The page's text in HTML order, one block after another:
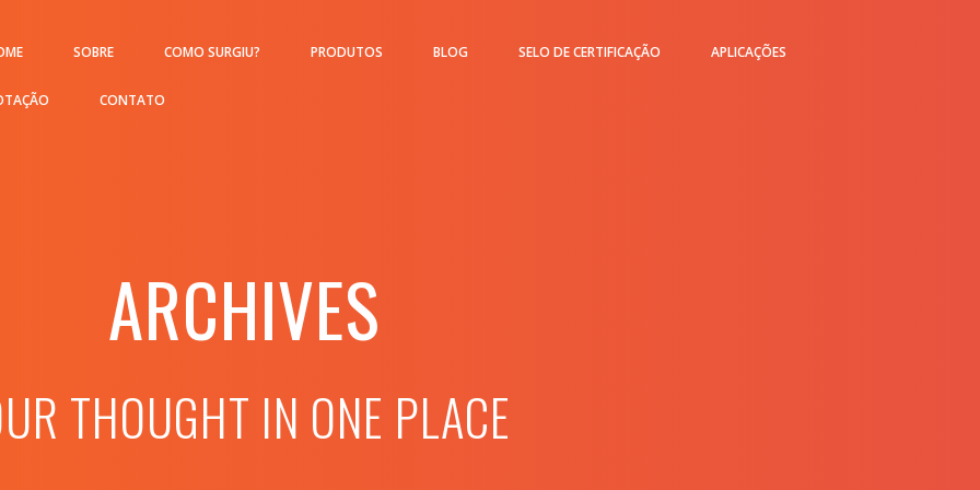
SOBRE COMO SURGIU? PRODUTOS BLOG SELO DE CERTIFICAÇÃO APLICAÇÕES
CONTATO
ARCHIVES
THOUGHT IN ONE PLACE